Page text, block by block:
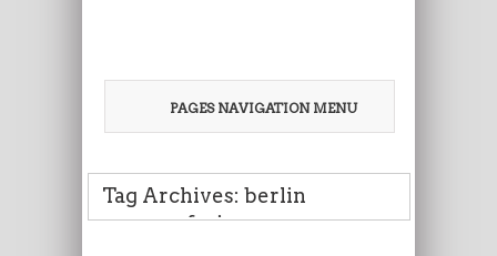
PAGES NAVIGATION MENU
Tag Archives: berlin
sommerferien programm